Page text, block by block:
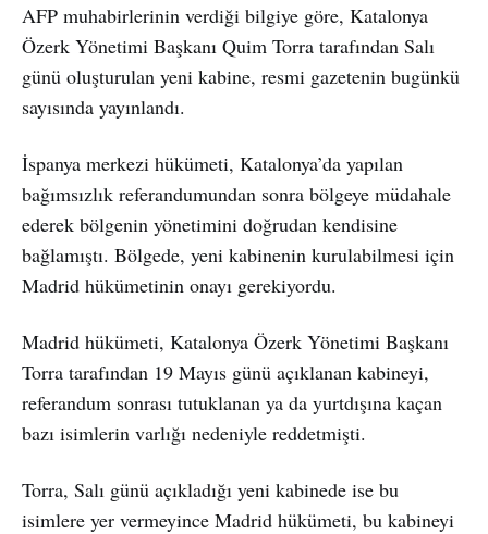
AFP muhabirlerinin verdiği bilgiye göre, Katalonya
Özerk Yönetimi Başkanı Quim Torra tarafından Salı
günü oluşturulan yeni kabine, resmi gazetenin bugünkü
sayısında yayınlandı.
İspanya merkezi hükümeti, Katalonya’da yapılan
bağımsızlık referandumundan sonra bölgeye müdahale
ederek bölgenin yönetimini doğrudan kendisine
bağlamıştı. Bölgede, yeni kabinenin kurulabilmesi için
Madrid hükümetinin onayı gerekiyordu.
Madrid hükümeti, Katalonya Özerk Yönetimi Başkanı
Torra tarafından 19 Mayıs günü açıklanan kabineyi,
referandum sonrası tutuklanan ya da yurtdışına kaçan
bazı isimlerin varlığı nedeniyle reddetmişti.
Torra, Salı günü açıkladığı yeni kabinede ise bu
isimlere yer vermeyince Madrid hükümeti, bu kabineyi